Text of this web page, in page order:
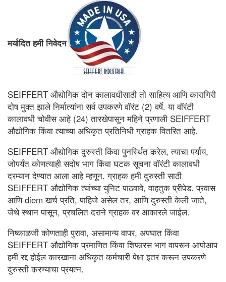
मर्यादित हमी निवेदन
SEIFFERT औद्योगिक दोन कालावधीसाठी तो साहित्य आणि कारागिरी
दोष मुक्त झाले निर्मात्यांना सर्व उपकरणे वॉरंट (2) वर्षे. या वॉरंटी
कालावधी चोवीस आहे (24) तारखेपासून महिने प्रणाली SEIFFERT
औद्योगिक किंवा त्याच्या अधिकृत प्रतिनिधी ग्राहक वितरित आहे.
SEIFFERT औद्योगिक दुरुस्ती किंवा पुनर्स्थित करेल, त्याचा पर्याय,
जोपर्यंत कोणत्याही सदोष भाग किंवा घटक सूचना वॉरंटी कालावधी
दरम्यान देण्यात आला आहे म्हणून. ग्राहक हमी दुरुस्ती साठी
SEIFFERT औद्योगिक त्यांच्या युनिट पाठवावे, वाहतुक प्रीपेड. प्रवास
आणि diem खर्च प्रति, पाहिजे असेल तर, आणि दुरुस्ती केली जाते,
जेथे स्थान पासून, प्रचलित दराने ग्राहक वर आकारले जाईल.
निष्काळजी कोणताही पुरावा, असामान्य वापर, अपघात किंवा
SEIFFERT औद्योगिक प्रमाणित किंवा शिफारस भाग वापरून आपोआप
हमी रद्द होईल कारखाना अधिकृत कर्मचारी पेक्षा इतर करून उपकरणे
दुरुस्ती करण्याचा प्रयत्न.